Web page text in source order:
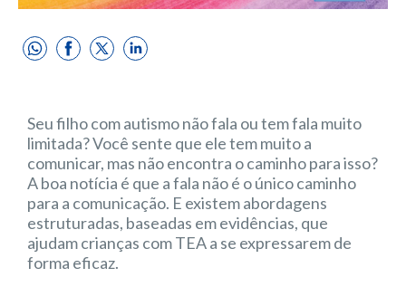
Seu filho com autismo não fala ou tem fala muito
limitada? Você sente que ele tem muito a
comunicar, mas não encontra o caminho para isso?
A boa notícia é que a fala não é o único caminho
para a comunicação. E existem abordagens
estruturadas, baseadas em evidências, que
ajudam crianças com TEA a se expressarem de
forma eficaz.